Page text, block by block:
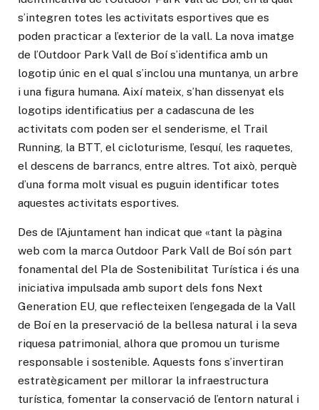
s’integren totes les activitats esportives que es
poden practicar a l’exterior de la vall. La nova imatge
de l’Outdoor Park Vall de Boí s’identifica amb un
logotip únic en el qual s’inclou una muntanya, un arbre
i una figura humana. Així mateix, s’han dissenyat els
logotips identificatius per a cadascuna de les
activitats com poden ser el senderisme, el Trail
Running, la BTT, el cicloturisme, l’esquí, les raquetes,
el descens de barrancs, entre altres. Tot això, perquè
d’una forma molt visual es puguin identificar totes
aquestes activitats esportives.
Des de l’Ajuntament han indicat que «tant la pàgina
web com la marca Outdoor Park Vall de Boí són part
fonamental del Pla de Sostenibilitat Turística i és una
iniciativa impulsada amb suport dels fons Next
Generation EU, que reflecteixen l’engegada de la Vall
de Boí en la preservació de la bellesa natural i la seva
riquesa patrimonial, alhora que promou un turisme
responsable i sostenible. Aquests fons s’invertiran
estratègicament per millorar la infraestructura
turística, fomentar la conservació de l’entorn natural i